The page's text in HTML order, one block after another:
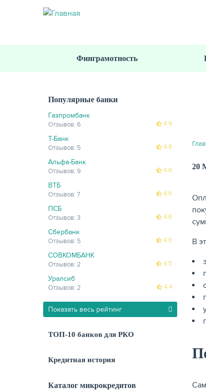
Финграмотность
Популярные банки
Газпромбанк
4.9
Отзывов: 6
Т-Банк
4.8
Отзывов: 5
Альфа-Банк
4.8
Отзывов: 9
ВТБ
4.6
Отзывов: 7
ПСБ
4.6
Отзывов: 3
Сбербанк
4.6
Отзывов: 5
СОВКОМБАНК
4.5
Отзывов: 2
Уралсиб
4.4
Отзывов: 2
Показать весь рейтинг
ТОП-10 банков для РКО
Кредитная история
Каталог микрокредитов
20
В